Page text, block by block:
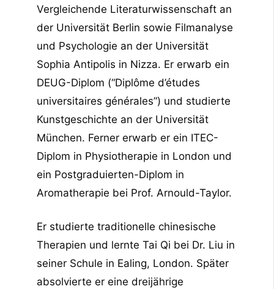
Vergleichende Literaturwissenschaft an
der Universität Berlin sowie Filmanalyse
und Psychologie an der Universität
Sophia Antipolis in Nizza. Er erwarb ein
DEUG-Diplom (“Diplôme d’études
universitaires générales”) und studierte
Kunstgeschichte an der Universität
München. Ferner erwarb er ein ITEC-
Diplom in Physiotherapie in London und
ein Postgraduierten-Diplom in
Aromatherapie bei Prof. Arnould-Taylor.
Er studierte traditionelle chinesische
Therapien und lernte Tai Qi bei Dr. Liu in
seiner Schule in Ealing, London. Später
absolvierte er eine dreijährige